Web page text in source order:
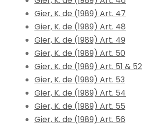
Gier, K. de (1989) Art. 47
Gier, K. de (1989) Art. 48
Gier, K. de (1989) Art. 49
Gier, K. de (1989) Art. 50
Gier, K. de (1989) Art. 51 & 52
Gier, K. de (1989) Art. 53
Gier, K. de (1989) Art. 54
Gier, K. de (1989) Art. 55
Gier, K. de (1989) Art. 56